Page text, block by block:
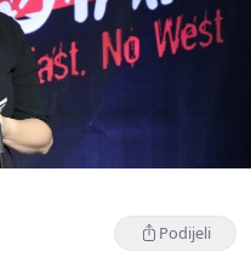
Podijeli